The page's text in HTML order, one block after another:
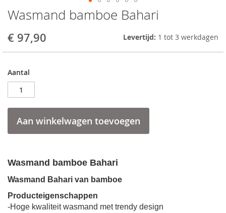
Wasmand bamboe Bahari
€ 97,90 Levertijd: 1 tot 3 werkdagen
Aantal
Aan winkelwagen toevoegen
Wasmand bamboe Bahari
Wasmand Bahari van bamboe
Producteigenschappen
-Hoge kwaliteit wasmand met trendy design
Skip
to
the
beginning
of
images
gallery